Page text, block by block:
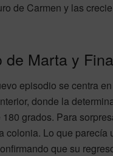
de Carmen y las
de Marta y
episodio se centra
donde la
grados. Para
colonia. Lo que
que su